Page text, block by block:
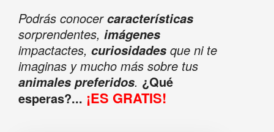
Podrás conocercaracterísticas
sorprendentes, imágenes
impactactes, curiosidadesque ni te
imaginas y mucho más sobre tus
animales preferidos. ¿Qué
esperas?... ¡ES GRATIS!